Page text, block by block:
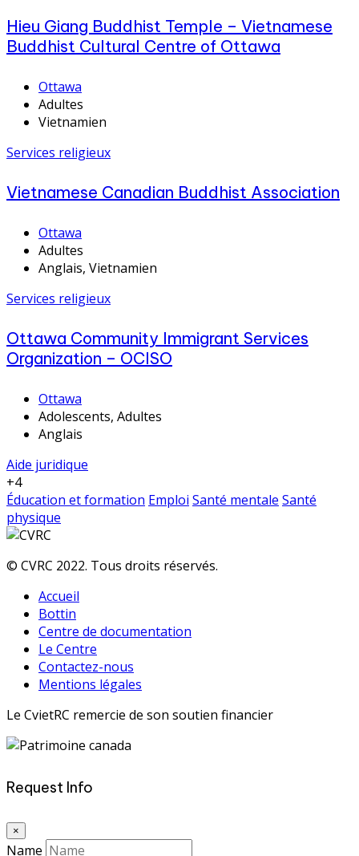
Hieu Giang Buddhist Temple – Vietnamese
Buddhist Cultural Centre of Ottawa
Ottawa
Adultes
Vietnamien
Services religieux
Vietnamese Canadian Buddhist Association
Ottawa
Adultes
Anglais, Vietnamien
Services religieux
Ottawa Community Immigrant Services
Organization – OCISO
Ottawa
Adolescents, Adultes
Anglais
Aide juridique
+4
Éducation et formation Emploi Santé mentale Santé
physique
© CVRC 2022. Tous droits réservés.
Accueil
Bottin
Centre de documentation
Le Centre
Contactez-nous
Mentions légales
Le CvietRC remercie de son soutien financier
Request Info
×
Name